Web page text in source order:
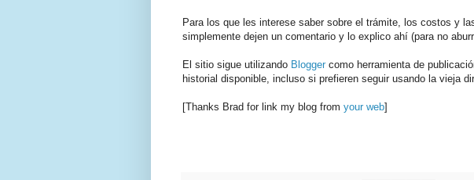
Para los que les interese saber sobre el trámite, los costos y
simplemente dejen un comentario y lo explico ahí (para no
El sitio sigue utilizando Blogger como herramienta de
historial disponible, incluso si prefieren seguir usando la vieja
[Thanks Brad for link my blog from your web]